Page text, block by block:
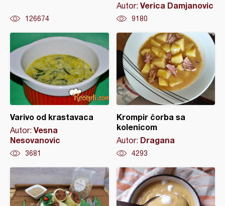
126674
Autor: Verica Damjanovic
9180
Varivo od krastavaca
Autor: Vesna
Nesovanovic
3681
Krompir čorba sa
kolenicom
Autor: Dragana
4293